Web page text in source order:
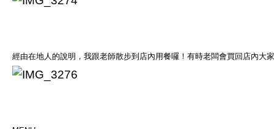
經由在地人的說明，我跟老師散步到店內用餐囉！有時老闆會買回店內大